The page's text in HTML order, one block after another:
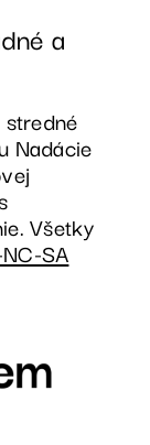
a
Nadácie
Všetky
SA